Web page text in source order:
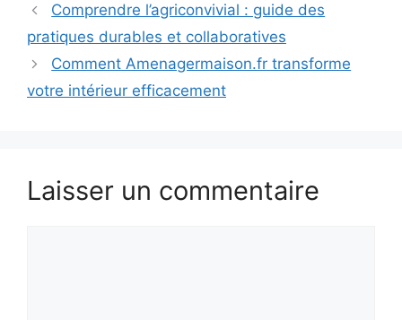
Comprendre l’agriconvivial : guide des
pratiques durables et collaboratives
Comment Amenagermaison.fr transforme
votre intérieur efficacement
Laisser un commentaire